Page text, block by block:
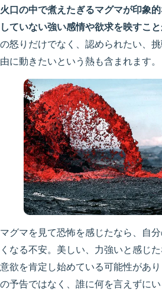
火口の中で煮えたぎるマグマが印象
していない強い感情や欲求を映すこと
の怒りだけでなく、認められたい、
由に動きたいという熱も含まれます。
マグマを見て恐怖を感じたなら、自
くなる不安。美しい、力強いと感じ
意欲を肯定し始めている可能性があ
の予告ではなく、誰に何を言えずに